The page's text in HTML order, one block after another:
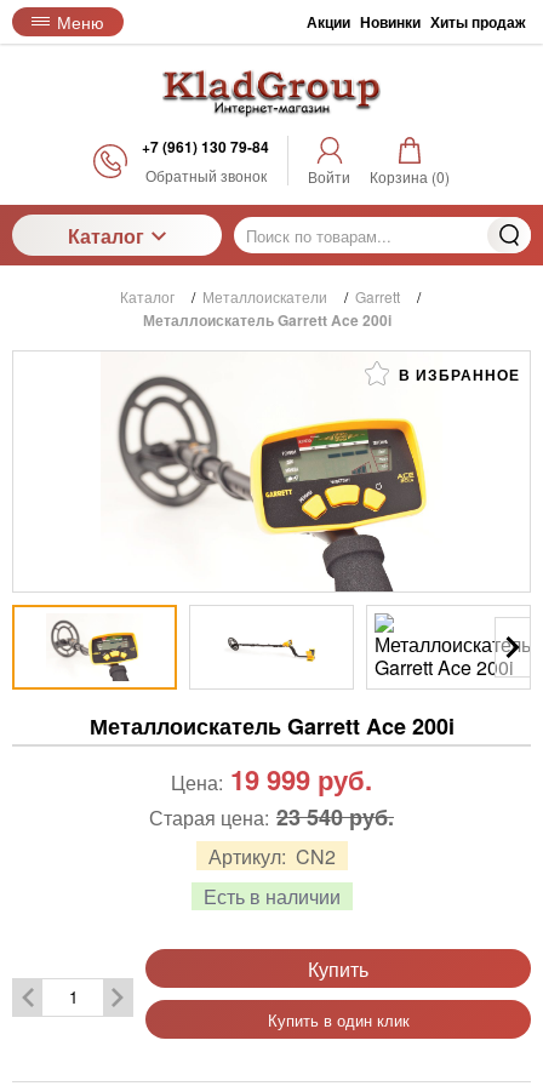
Меню Акции Новинки Хиты продаж
+7 (961) 130 79-84
Обратный звонок Войти Корзина (0)
Каталог
Каталог / Металлоискатели / Garrett /
Металлоискатель Garrett Ace 200i
В ИЗБРАННОЕ
Металлоискатель Garrett Ace 200i
Артикул: CN2
Есть в наличии
Цена: 19 999 руб.
Старая цена: 23 540 руб.
Купить
Купить в один клик